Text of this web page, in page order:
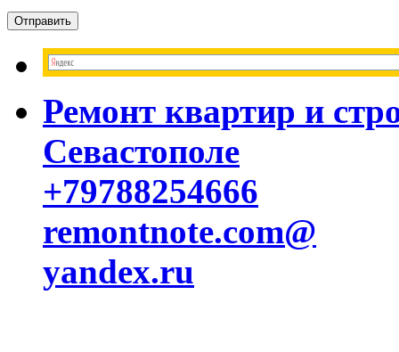
Ремонт квартир и
Севастополе
+79788254666
remontnote.com@
yandex.ru